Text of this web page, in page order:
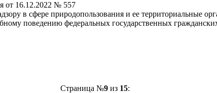
от 16.12.2022 № 557
в сфере природопользования и ее территориальные
поведению федеральных государственных
Страница №9из 15: